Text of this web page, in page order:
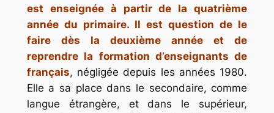
est enseignée à partir de la quatrième
année du primaire. Il est question de le
faire dès la deuxième année et de
reprendre la formation d’enseignants de
français, négligée depuis les années 1980.
Elle a sa place dans le secondaire, comme
langue étrangère, et dans le supérieur,